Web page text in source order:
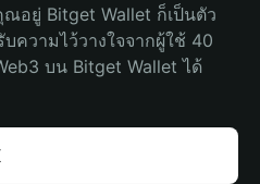
ณอยู่ Bitget Wallet ก็เป็นตัว
ความไว้วางใจจากผู้ใช้ 40
บน Bitget Wallet ได้